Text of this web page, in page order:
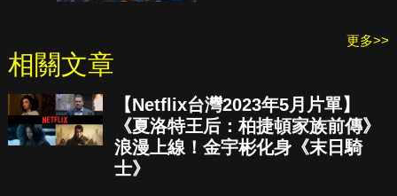
更多>>
相關文章
【Netflix台灣2023年5月片單】
《夏洛特王后：柏捷頓家族前傳》
浪漫上線！金宇彬化身《末日騎
士》